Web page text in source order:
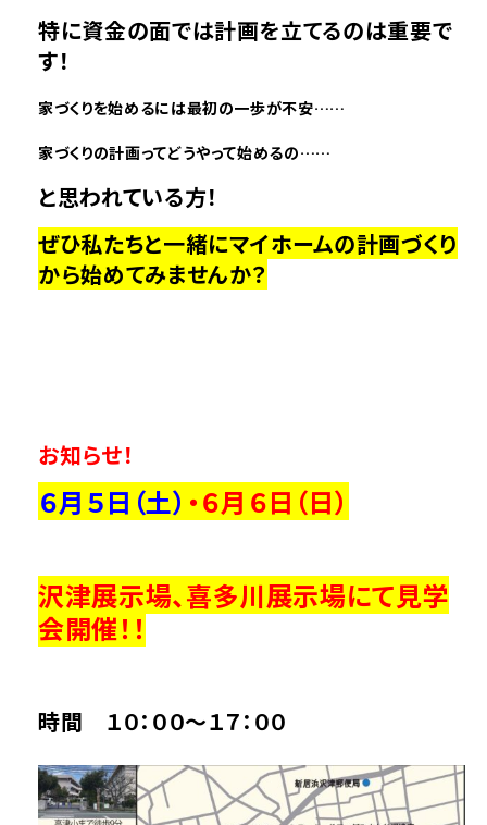
特に資金の面では計画を立てるのは重要で
す！
家づくりを始めるには最初の一歩が不安……
家づくりの計画ってどうやって始めるの……
と思われている方！
ぜひ私たちと一緒にマイホームの計画づくり
から始めてみませんか？
お知らせ！
６月５日（土） ・６月６日（日）
沢津展示場、喜多川展示場にて見学
会開催！！
時間 １０：００～１７：００